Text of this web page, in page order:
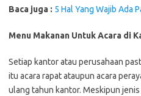
Baca juga : 5 Hal Yang Wajib Ada
Menu Makanan Untuk Acara di
Setiap kantor atau perusahaan
itu acara rapat ataupun acara
ulang tahun kantor. Meskipun jenis